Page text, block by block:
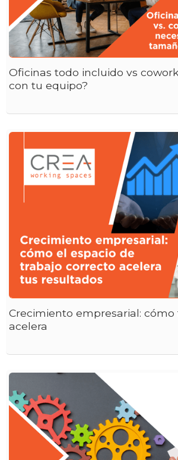
Oficinas todo incluido vs
con tu equipo?
Crecimiento empresarial:
acelera